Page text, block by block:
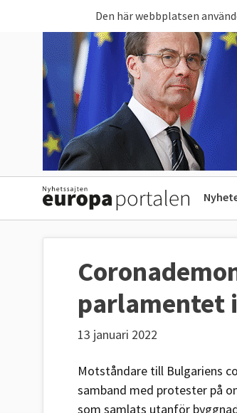
Den här webbplatsen
parlamentet
13 januari 2022
Motståndare till Bulgariens
samband med protester på
som samlats utanför